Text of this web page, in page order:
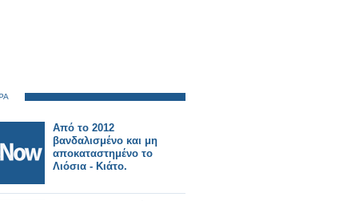
Από το 2012
βανδαλισμένο και μη
αποκαταστημένο το
Λιόσια - Κιάτο.